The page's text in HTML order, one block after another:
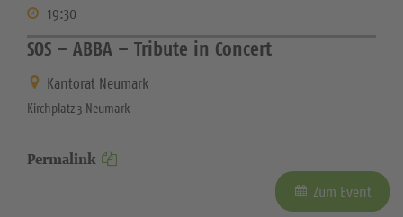
19:30
SOS – ABBA – Tribute in Concert
Kantorat Neumark
Kirchplatz 3 Neumark
Permalink
Zum Event